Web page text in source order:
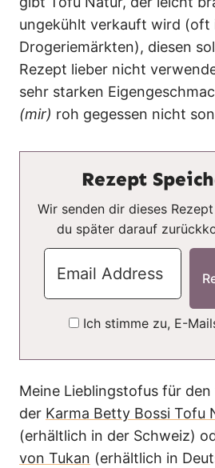
ungekühlt verkauft wird (oft
Drogeriemärkten), diesen
Rezept lieber nicht
sehr starken
(mir) roh gegessen nicht
Rezept
Wir senden dir dieses
du später darauf
Ich stimme zu, E-
Meine Lieblingstofus für
der Karma Betty Bossi Tofu
(erhältlich in der Schweiz)
von Tukan (erhältlich in